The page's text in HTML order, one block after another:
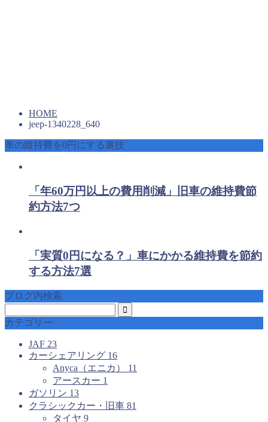
HOME
jeep-1340228_640
車の維持費を0円にする裏技
「年60万円以上の費用削減」旧車の維持費節
約方法7つ
「実質0円になる？」車にかかる維持費を節約
する方法7選
ブログ内検索
カテゴリー
JAF 23
カーシェアリング 16
Anyca（エニカ） 11
アースカー 1
ガソリン 13
クラシックカー・旧車 81
タイヤ 9